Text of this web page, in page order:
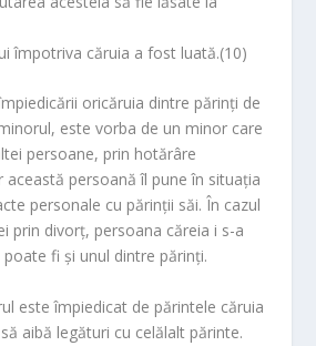
împotriva căruia a fost luată.(10)
oricăruia dintre părinţi de
este vorba de un minor care
persoane, prin hotărâre
această persoană îl pune în situaţia
personale cu părinţii săi. În cazul
prin divorţ, persoana căreia i s-a
fi şi unul dintre părinţi.
este împiedicat de părintele căruia
aibă legături cu celălalt părinte.